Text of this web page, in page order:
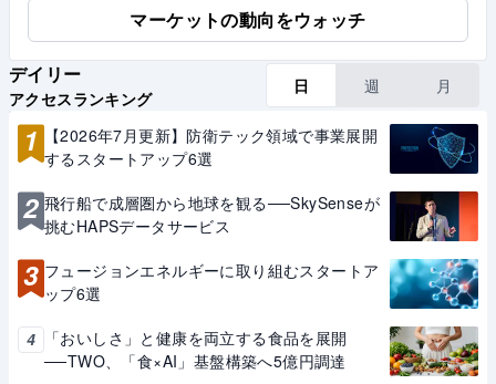
マーケットの動向をウォッチ
デイリー
アクセスランキング
日 週 月
1
【2026年7月更新】防衛テック領域で事業展開
するスタートアップ6選
2 飛行船で成層圏から地球を観る──SkySenseが
挑むHAPSデータサービス
3 フュージョンエネルギーに取り組むスタートア
ップ6選
4
「おいしさ」と健康を両立する食品を展開
──TWO、「食×AI」基盤構築へ5億円調達